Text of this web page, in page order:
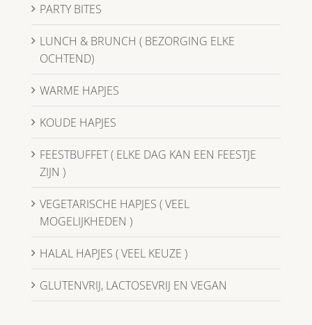
PARTY BITES
LUNCH & BRUNCH ( BEZORGING ELKE
OCHTEND)
WARME HAPJES
KOUDE HAPJES
FEESTBUFFET ( ELKE DAG KAN EEN FEESTJE
ZIJN )
VEGETARISCHE HAPJES ( VEEL
MOGELIJKHEDEN )
HALAL HAPJES ( VEEL KEUZE )
GLUTENVRIJ, LACTOSEVRIJ EN VEGAN